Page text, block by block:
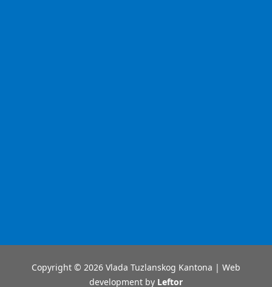
Copyright © 2026 Vlada Tuzlanskog Kantona | Web
development by Leftor